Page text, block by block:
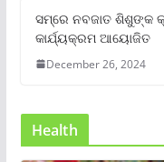
ସମ୍‌ରେ ନବଜାତ ଶିଶୁଙ୍କ
କାର୍ଯ୍ୟକ୍ରମ ଆୟୋଜିତ
December 26, 2024
Health